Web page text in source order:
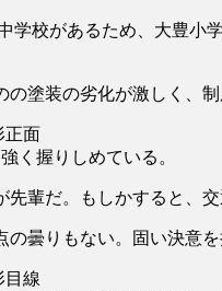
学校があるため、大豊小
塗装の劣化が激しく、
く握りしめている。
輩だ。もしかすると、
の曇りもない。固い決意